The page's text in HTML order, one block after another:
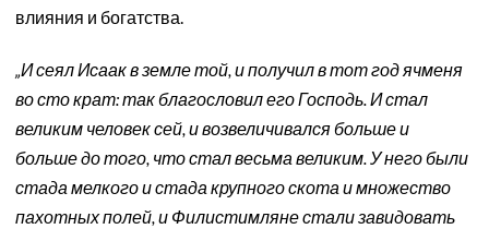
влияния и богатства.
„И сеял Исаак в земле той, и получил в тот год ячменя
во сто крат: так благословил его Господь. И стал
великим человек сей, и возвеличивался больше и
больше до того, что стал весьма великим. У него были
стада мелкого и стада крупного скота и множество
пахотных полей, и Филистимляне стали завидовать